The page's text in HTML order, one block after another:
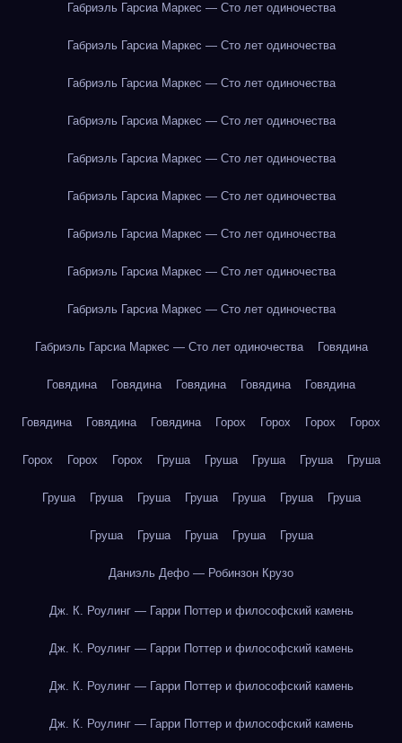
Габриэль Гарсиа Маркес — Сто лет одиночества
Габриэль Гарсиа Маркес — Сто лет одиночества
Габриэль Гарсиа Маркес — Сто лет одиночества
Габриэль Гарсиа Маркес — Сто лет одиночества
Габриэль Гарсиа Маркес — Сто лет одиночества
Габриэль Гарсиа Маркес — Сто лет одиночества
Габриэль Гарсиа Маркес — Сто лет одиночества
Габриэль Гарсиа Маркес — Сто лет одиночества
Габриэль Гарсиа Маркес — Сто лет одиночества
Габриэль Гарсиа Маркес — Сто лет одиночества Говядина
Говядина Говядина Говядина Говядина Говядина
Говядина Говядина Говядина Горох Горох Горох Горох
Горох Горох Горох Груша Груша Груша Груша Груша
Груша Груша Груша Груша Груша Груша Груша
Груша Груша Груша Груша Груша
Даниэль Дефо — Робинзон Крузо
Дж. К. Роулинг — Гарри Поттер и философский камень
Дж. К. Роулинг — Гарри Поттер и философский камень
Дж. К. Роулинг — Гарри Поттер и философский камень
Дж. К. Роулинг — Гарри Поттер и философский камень